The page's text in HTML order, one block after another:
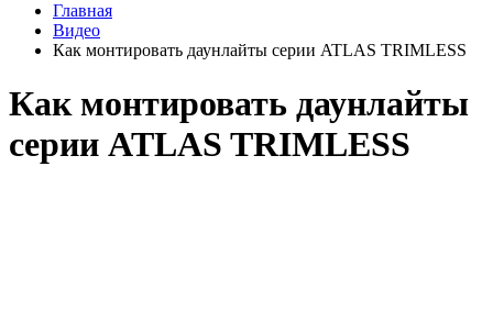
Главная
Видео
Как монтировать даунлайты серии ATLAS TRIMLESS
Как монтировать даунлайты
серии ATLAS TRIMLESS